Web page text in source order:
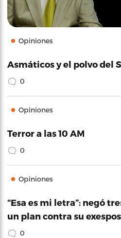
Opiniones
Asmáticos y el polvo del
0
Opiniones
Terror a las 10 AM
0
Opiniones
“Esa es mi letra”: negó
un plan contra su
0